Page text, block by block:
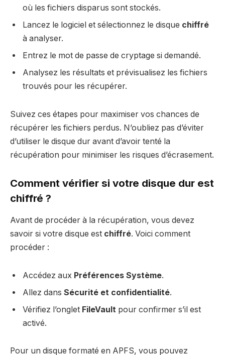
où les fichiers disparus sont stockés.
Lancez le logiciel et sélectionnez le disque chiffré
à analyser.
Entrez le mot de passe de cryptage si demandé.
Analysez les résultats et prévisualisez les fichiers
trouvés pour les récupérer.
Suivez ces étapes pour maximiser vos chances de
récupérer les fichiers perdus. N’oubliez pas d’éviter
d’utiliser le disque dur avant d’avoir tenté la
récupération pour minimiser les risques d’écrasement.
Comment vérifier si votre disque dur est
chiffré ?
Avant de procéder à la récupération, vous devez
savoir si votre disque est chiffré. Voici comment
procéder :
Accédez aux Préférences Système.
Allez dans Sécurité et confidentialité.
Vérifiez l’onglet FileVault pour confirmer s’il est
activé.
Pour un disque formaté en APFS, vous pouvez